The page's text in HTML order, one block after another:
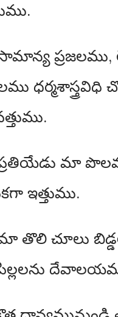
మా
ఇత్తుము.
తొలి చూలు